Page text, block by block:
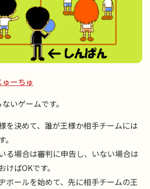
ーちゅ
いゲームです。
を決めて、誰が王様か相手チームには
る場合は審判に申告し、いない場合は
けばOKです。
ボールを始めて、先に相手チームの王